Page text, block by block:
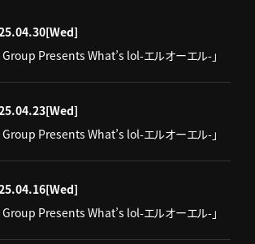
[Wed]
Group Presents What’s lol-エルオーエル-」
[Wed]
Group Presents What’s lol-エルオーエル-」
[Wed]
Group Presents What’s lol-エルオーエル-」